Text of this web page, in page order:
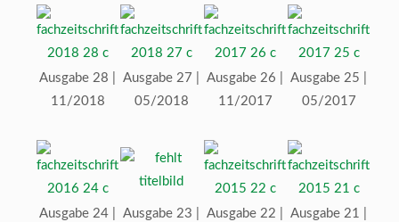
Ausgabe 28 |
11/2018
Ausgabe 27 |
05/2018
Ausgabe 26 |
11/2017
Ausgabe 25 |
05/2017
Ausgabe 24 |
Ausgabe 23 |
Ausgabe 22 |
Ausgabe 21 |